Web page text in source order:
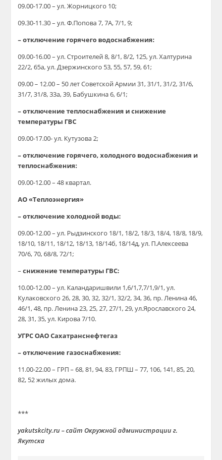
09.00-17.00 – ул. Жорницкого 10;
09.30-11.30 – ул. Ф.Попова 7, 7А, 7/1, 9;
– отключение горячего водоснабжения:
09.00-16.00 – ул. Строителей 8, 8/1, 8/2, 125, ул. Халтурина
22/2, 65а, ул. Дзержинского 53, 55, 57, 59, 61;
09.00 – 12.00 – 50 лет Советской Армии 31, 31/1, 31/2, 31/6,
31/7, 31/8, 33а, 39, Бабушкина 6, 6/1;
– отключение теплоснабжения и снижение
температуры ГВС
09.00-17.00- ул. Кутузова 2;
– отключение горячего, холодного водоснабжения и
теплоснабжения:
09.00-12.00 – 48 квартал.
АО «Теплоэнергия»
– отключение холодной воды:
09.00-12.00 – ул. Рыдзинского 18/1, 18/2, 18/3, 18/4, 18/8, 18/9,
18/10, 18/11, 18/12, 18/13, 18/14б, 18/14д, ул. П.Алексеева
70/6, 70, 68/8, 72/1;
–снижение температуры ГВС:
10.00-12.00 – ул. Каландаришвили 1,6/1,7,7/1,9/1, ул.
Кулаковского 26, 28, 30, 32, 32/1, 32/2, 34, 36, пр. Ленина 46,
46/1, 48, пр. Ленина 23, 25, 27, 27/1, 29, ул.Ярославского 24,
28, 31, 35, ул. Кирова 7/10.
УГРС ОАО Сахатранснефтегаз
– отключение газоснабжения:
11.00-22.00 – ГРП – 68, 81, 94, 83, ГРПШ – 77, 106, 141, 85, 20,
82, 52 жилых дома.
***
yakutskcity.ru – сайт Окружной администрации г.
Якутска